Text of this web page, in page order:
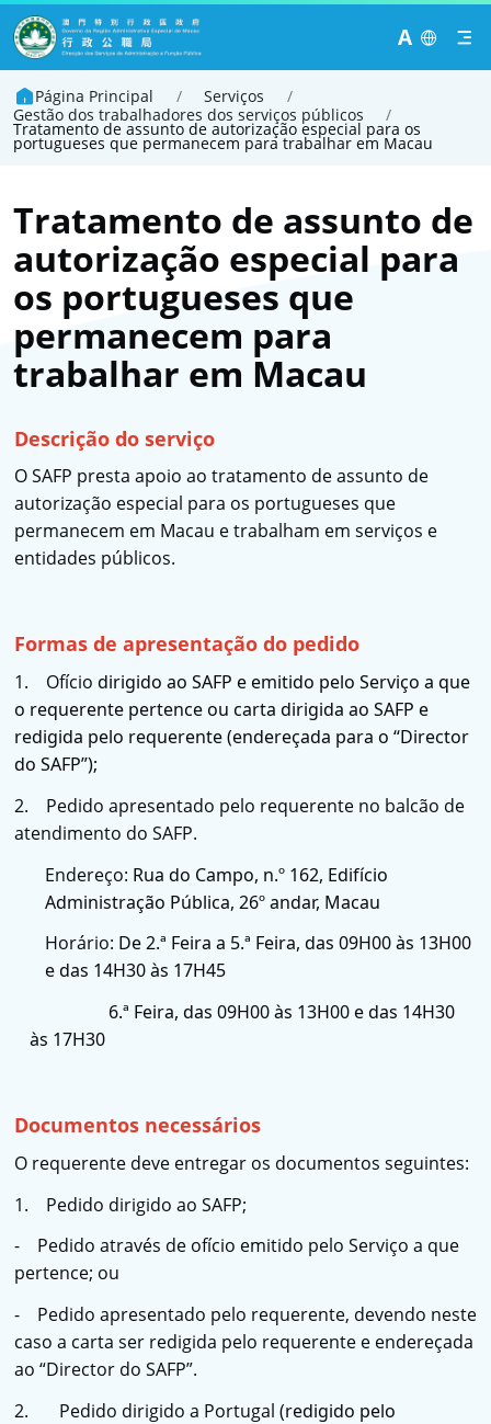
A
Página Principal / Serviços
/
Gestão dos trabalhadores dos serviços públicos
/
Tratamento de assunto de autorização especial para os
portugueses que permanecem para trabalhar em Macau
Tratamento de assunto de
autorização especial para
os portugueses que
permanecem para
trabalhar em Macau
Descrição do serviço
O SAFP presta apoio ao tratamento de assunto de
autorização especial para os portugueses que
permanecem em Macau e trabalham em serviços e
entidades públicos.
Formas de apresentação do pedido
1. Ofício dirigido ao SAFP e emitido pelo Serviço a que
o requerente pertence ou carta dirigida ao SAFP e
redigida pelo requerente (endereçada para o “Director
do SAFP”);
2. Pedido apresentado pelo requerente no balcão de
atendimento do SAFP.
Endereço: Rua do Campo, n.º 162, Edifício
Administração Pública, 26º andar, Macau
Horário: De 2.ª Feira a 5.ª Feira, das 09H00 às 13H00
e das 14H30 às 17H45
6.ª Feira, das 09H00 às 13H00 e das 14H30
às 17H30
Documentos necessários
O requerente deve entregar os documentos seguintes:
1. Pedido dirigido ao SAFP;
- Pedido através de ofício emitido pelo Serviço a que
pertence; ou
- Pedido apresentado pelo requerente, devendo neste
caso a carta ser redigida pelo requerente e endereçada
ao “Director do SAFP”.
2. Pedido dirigido a Portugal (redigido pelo